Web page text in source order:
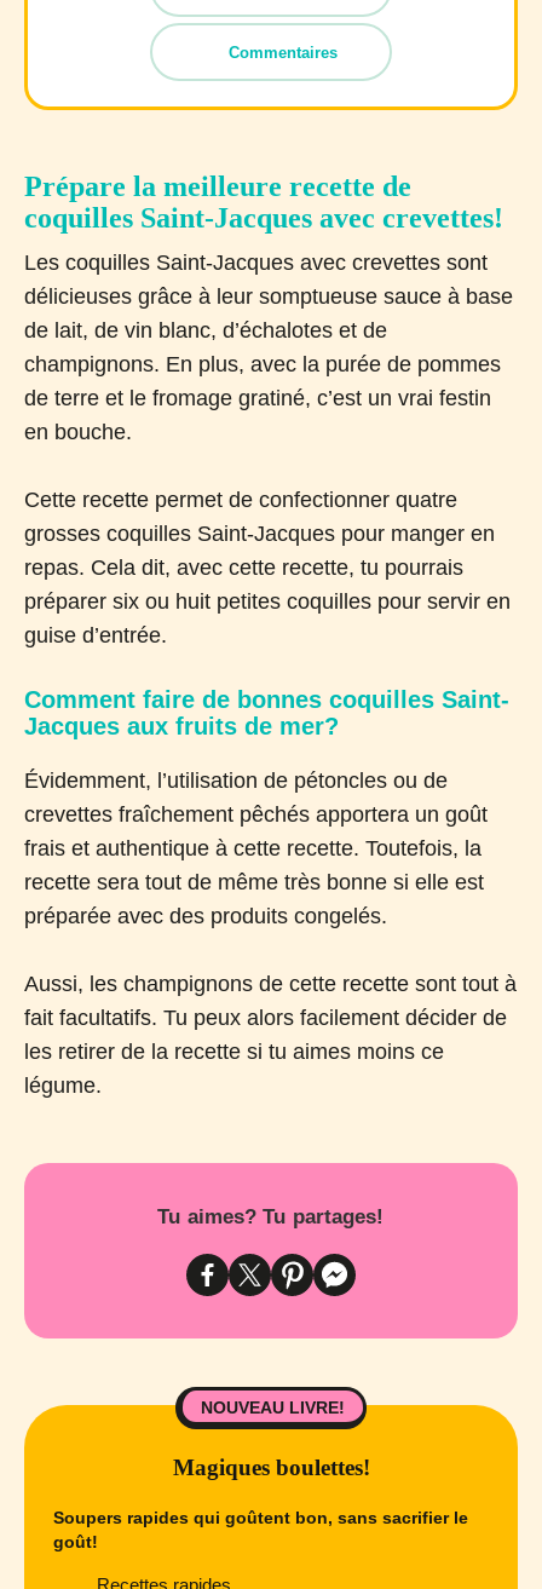
Commentaires
Prépare la meilleure recette de
coquilles Saint-Jacques avec crevettes!
Les coquilles Saint-Jacques avec crevettes sont
délicieuses grâce à leur somptueuse sauce à base
de lait, de vin blanc, d’échalotes et de
champignons. En plus, avec la purée de pommes
de terre et le fromage gratiné, c’est un vrai festin
en bouche.
Cette recette permet de confectionner quatre
grosses coquilles Saint-Jacques pour manger en
repas. Cela dit, avec cette recette, tu pourrais
préparer six ou huit petites coquilles pour servir en
guise d’entrée.
Comment faire de bonnes coquilles Saint-
Jacques aux fruits de mer?
Évidemment, l’utilisation de pétoncles ou de
crevettes fraîchement pêchés apportera un goût
frais et authentique à cette recette. Toutefois, la
recette sera tout de même très bonne si elle est
préparée avec des produits congelés.
Aussi, les champignons de cette recette sont tout à
fait facultatifs. Tu peux alors facilement décider de
les retirer de la recette si tu aimes moins ce
légume.
Tu aimes? Tu partages!
NOUVEAU LIVRE!
Magiques boulettes!
Soupers rapides qui goûtent bon, sans sacrifier le
goût!
Recettes rapides